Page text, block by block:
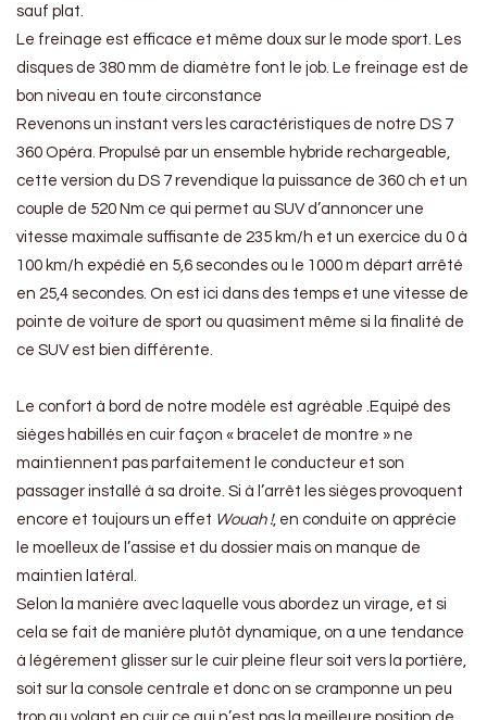
sauf plat.
Le freinage est efficace et même doux sur le mode sport. Les
disques de 380 mm de diamètre font le job. Le freinage est de
bon niveau en toute circonstance
Revenons un instant vers les caractéristiques de notre DS 7
360 Opéra. Propulsé par un ensemble hybride rechargeable,
cette version du DS 7 revendique la puissance de 360 ch et un
couple de 520 Nm ce qui permet au SUV d’annoncer une
vitesse maximale suffisante de 235 km/h et un exercice du 0 à
100 km/h expédié en 5,6 secondes ou le 1000 m départ arrêté
en 25,4 secondes. On est ici dans des temps et une vitesse de
pointe de voiture de sport ou quasiment même si la finalité de
ce SUV est bien différente.
Le confort à bord de notre modèle est agréable .Equipé des
sièges habillés en cuir façon « bracelet de montre » ne
maintiennent pas parfaitement le conducteur et son
passager installé à sa droite. Si à l’arrêt les sièges provoquent
encore et toujours un effet Wouah !, en conduite on apprécie
le moelleux de l’assise et du dossier mais on manque de
maintien latéral.
Selon la manière avec laquelle vous abordez un virage, et si
cela se fait de manière plutôt dynamique, on a une tendance
à légèrement glisser sur le cuir pleine fleur soit vers la portière,
soit sur la console centrale et donc on se cramponne un peu